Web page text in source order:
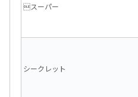
スーパー
シークレット